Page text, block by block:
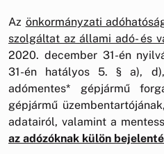
Az önkormányzati
szolgáltat az állami adó- és
2020. december 31-én
31-én hatályos 5. § a),
adómentes* gépjármű
gépjármű
adatairól, valamint a
az adózóknak külön